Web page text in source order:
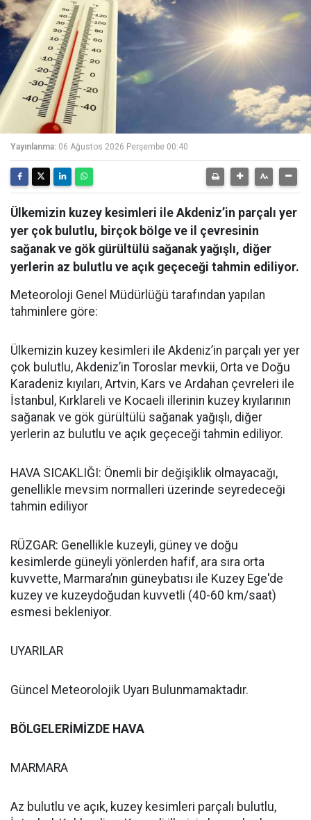
Yayınlanma: 06 Ağustos 2026 Perşembe 00:40
Ülkemizin kuzey kesimleri ile Akdeniz’in parçalı yer
yer çok bulutlu, birçok bölge ve il çevresinin
sağanak ve gök gürültülü sağanak yağışlı, diğer
yerlerin az bulutlu ve açık geçeceği tahmin ediliyor.
Meteoroloji Genel Müdürlüğü tarafından yapılan
tahminlere göre:
Ülkemizin kuzey kesimleri ile Akdeniz’in parçalı yer yer
çok bulutlu, Akdeniz’in Toroslar mevkii, Orta ve Doğu
Karadeniz kıyıları, Artvin, Kars ve Ardahan çevreleri ile
İstanbul, Kırklareli ve Kocaeli illerinin kuzey kıyılarının
sağanak ve gök gürültülü sağanak yağışlı, diğer
yerlerin az bulutlu ve açık geçeceği tahmin ediliyor.
HAVA SICAKLIĞI: Önemli bir değişiklik olmayacağı,
genellikle mevsim normalleri üzerinde seyredeceği
tahmin ediliyor
RÜZGAR: Genellikle kuzeyli, güney ve doğu
kesimlerde güneyli yönlerden hafif, ara sıra orta
kuvvette, Marmara’nın güneybatısı ile Kuzey Ege'de
kuzey ve kuzeydoğudan kuvvetli (40-60 km/saat)
esmesi bekleniyor.
UYARILAR
Güncel Meteorolojik Uyarı Bulunmamaktadır.
BÖLGELERİMİZDE HAVA
MARMARA
Az bulutlu ve açık, kuzey kesimleri parçalı bulutlu,